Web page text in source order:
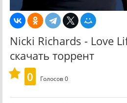
Nicki Richards - Love
скачать торрент
0
Голосов0